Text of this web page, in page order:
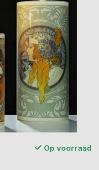
Op voorraad